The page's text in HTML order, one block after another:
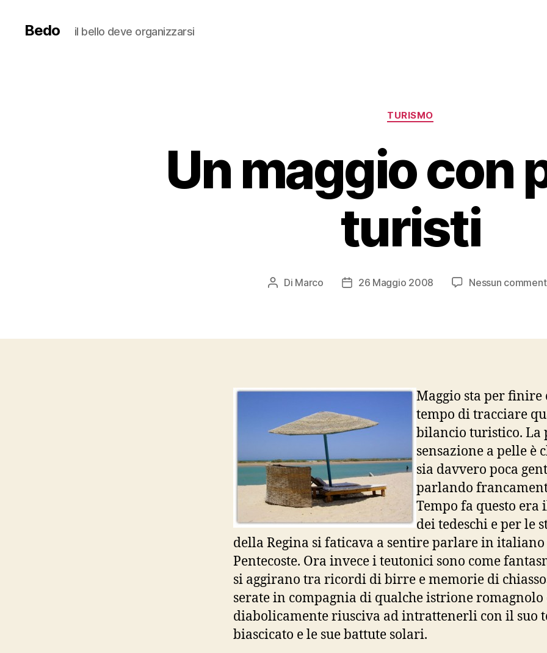
Bedo il bello deve organizzarsi
Categorie
TURISMO
Un maggio con
turisti
Autore
Di Marco
Data26 Maggio 2008 Nessun
Maggio sta per finire
tempo di tracciare
bilancio turistico. La
sensazione a pelle è
sia davvero poca
parlando
Tempo fa questo era
dei tedeschi e per le
della Regina si faticava a sentire parlare in
Pentecoste. Ora invece i teutonici sono come
si aggirano tra ricordi di birre e memorie di
serate in compagnia di qualche istrione romagnolo
diabolicamente riusciva ad intrattenerli con il suo
biascicato e le sue battute solari.